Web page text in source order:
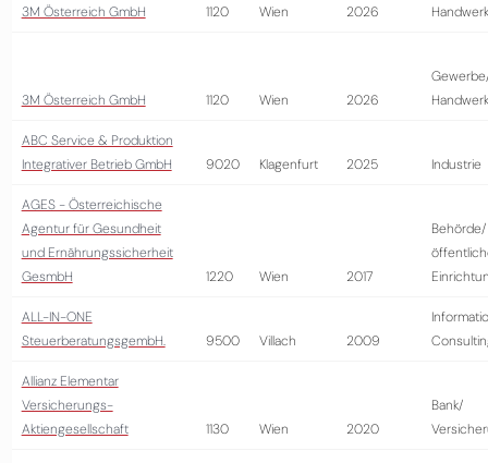
3M Österreich GmbH 1120 Wien 2026
Handwerk
3M Österreich GmbH 1120 Wien 2026
Handwerk
ABC Service & Produktion
Integrativer Betrieb GmbH
9020 Klagenfurt 2025 Industrie
AGES - Österreichische
Agentur für Gesundheit
und Ernährungssicherheit
GesmbH
1220 Wien 2017
Behörde/
ALL-IN-ONE
SteuerberatungsgembH.
9500 Villach 2009
Allianz Elementar
Versicherungs-
Aktiengesellschaft
1130 Wien 2020
Bank/